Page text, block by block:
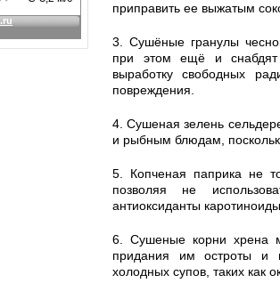
приправить ее выжатым
3. Сушёные гранулы
при этом ещё и снабдят
выработку свободных
повреждения.
4. Сушеная зелень
и рыбным блюдам,
5. Копченая паприка не
позволяя не
антиоксиданты
6. Сушеные корни хрена
придания им остроты и
холодных супов, таких как